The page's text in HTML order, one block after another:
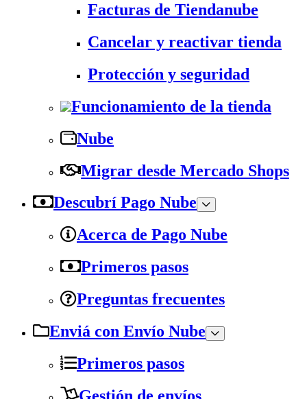
Facturas de Tiendanube
Cancelar y reactivar tienda
Protección y seguridad
Funcionamiento de la tienda
Nube
Migrar desde Mercado Shops
Descubrí Pago Nube
Acerca de Pago Nube
Primeros pasos
Preguntas frecuentes
Enviá con Envío Nube
Primeros pasos